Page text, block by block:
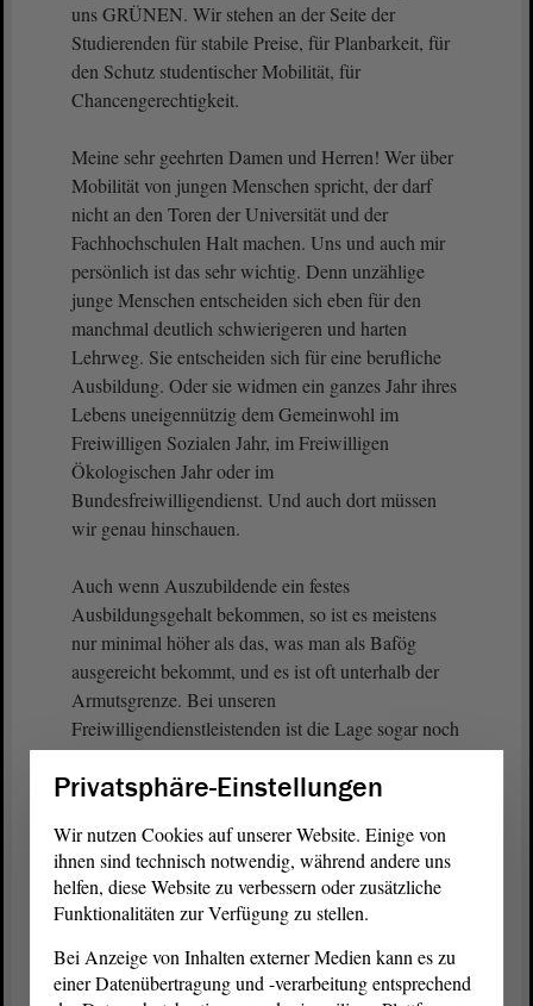
uns GRÜNEN. Wir stehen an der Seite der
Studierenden für stabile Preise, für Planbarkeit, für
den Schutz studentischer Mobilität, für
Chancengerechtigkeit.
Meine sehr geehrten Damen und Herren! Wer über
Mobilität von jungen Menschen spricht, der darf
nicht an den Toren der Universität und der
Fachhochschulen Halt machen. Uns und auch mir
persönlich ist das sehr wichtig. Denn unzählige
junge Menschen entscheiden sich eben für den
manchmal deutlich schwierigeren und harten
Lehrweg. Sie entscheiden sich für eine berufliche
Ausbildung. Oder sie widmen ein ganzes Jahr ihres
Lebens uneigennützig dem Gemeinwohl im
Freiwilligen Sozialen Jahr, im Freiwilligen
Ökologischen Jahr oder im
Bundesfreiwilligendienst. Und auch dort müssen
wir genau hinschauen.
Auch wenn Auszubildende ein festes
Ausbildungsgehalt bekommen, so ist es meistens
nur minimal höher als das, was man als Bafög
ausgereicht bekommt, und es ist oft unterhalb der
Armutsgrenze. Bei unseren
Freiwilligendienstleistenden ist die Lage sogar noch
prekärer. Diese jungen Menschen arbeiten hart, in
Vollzeit in Kitas, in Pflegeheimen, in
das für ein Taschengeld von rund 400 €, 500 € im
Monat. Das entspricht ungefähr der aktuellen
Diätenerhöhung, auf die insbesondere die CDU,
wie man weiß, nur schwer verzichten kann.
(Zustimmung bei den GRÜNEN)
Privatsphäre-Einstellungen
Wir nutzen Cookies auf unserer Website. Einige von
ihnen sind technisch notwendig, während andere uns
helfen, diese Website zu verbessern oder zusätzliche
Funktionalitäten zur Verfügung zu stellen.
Bei Anzeige von Inhalten externer Medien kann es zu
einer Datenübertragung und -verarbeitung entsprechend